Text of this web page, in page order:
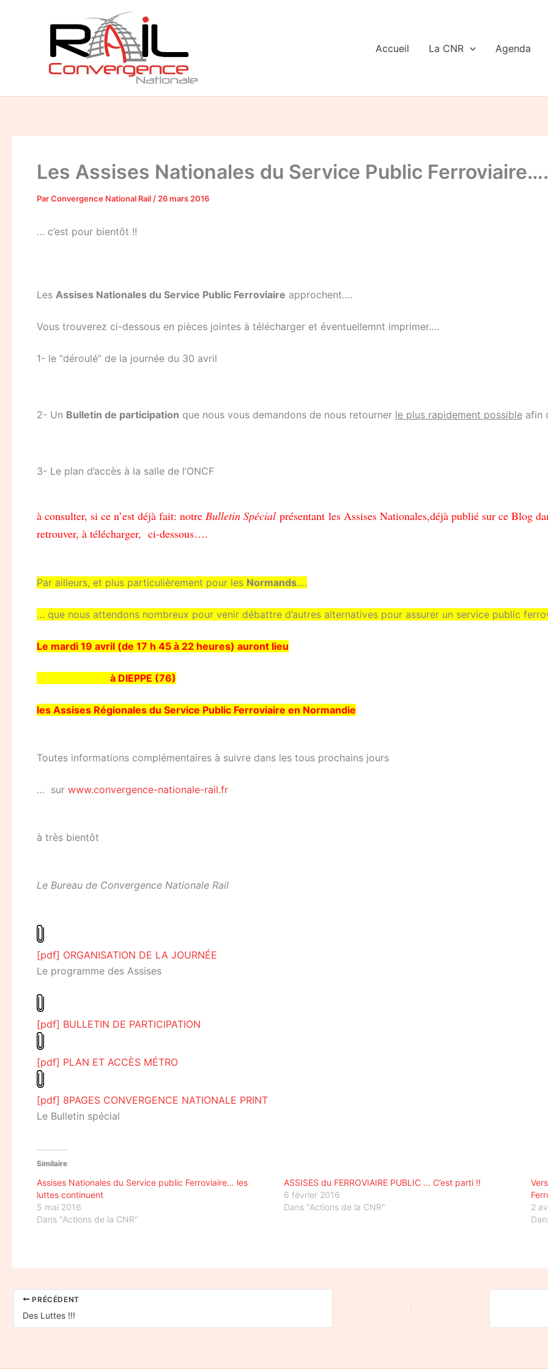
Accueil La CNR Agenda
Les Assises Nationales du Service Public Ferroviaire….
ParConvergence National Rail / 26 mars 2016
… c’est pour bientôt !!
Les Assises Nationales du Service Public Ferroviaire approchent….
Vous trouverez ci-dessous en pièces jointes à télécharger et éventuellemnt imprimer….
1- le “déroulé” de la journée du 30 avril
2- Un Bulletin de participation que nous vous demandons de nous retourner le plus rapidement possible afin
3- Le plan d’accès à la salle de l’ONCF
à consulter, si ce n’est déjà fait: notre Bulletin Spécial présentant les Assises Nationales,déjà publié sur ce Blog
retrouver, à télécharger, ci-dessous….
Par ailleurs, et plus particulièrement pour les Normands….
… que nous attendons nombreux pour venir débattre d’autres alternatives pour assurer un service public
Le mardi 19 avril (de 17 h 45 à 22 heures) auront lieu
à DIEPPE (76)
les Assises Régionales du Service Public Ferroviaire en Normandie
Toutes informations complémentaires à suivre dans les tous prochains jours
… sur www.convergence-nationale-rail.fr
à très bientôt
Le Bureau de Convergence Nationale Rail
[pdf] ORGANISATION DE LA JOURNÉE
Le programme des Assises
[pdf] BULLETIN DE PARTICIPATION
[pdf] PLAN ET ACCÈS MÉTRO
[pdf] 8PAGES CONVERGENCE NATIONALE PRINT
Le Bulletin spécial
Similaire
Assises Nationales du Service public Ferroviaire… les
luttes continuent
5 mai 2016
Dans "Actions de la CNR"
ASSISES du FERROVIAIRE PUBLIC … C’est parti !!
6 février 2016
Dans "Actions de la CNR"
2
PRÉCÉDENT
Des Luttes !!!